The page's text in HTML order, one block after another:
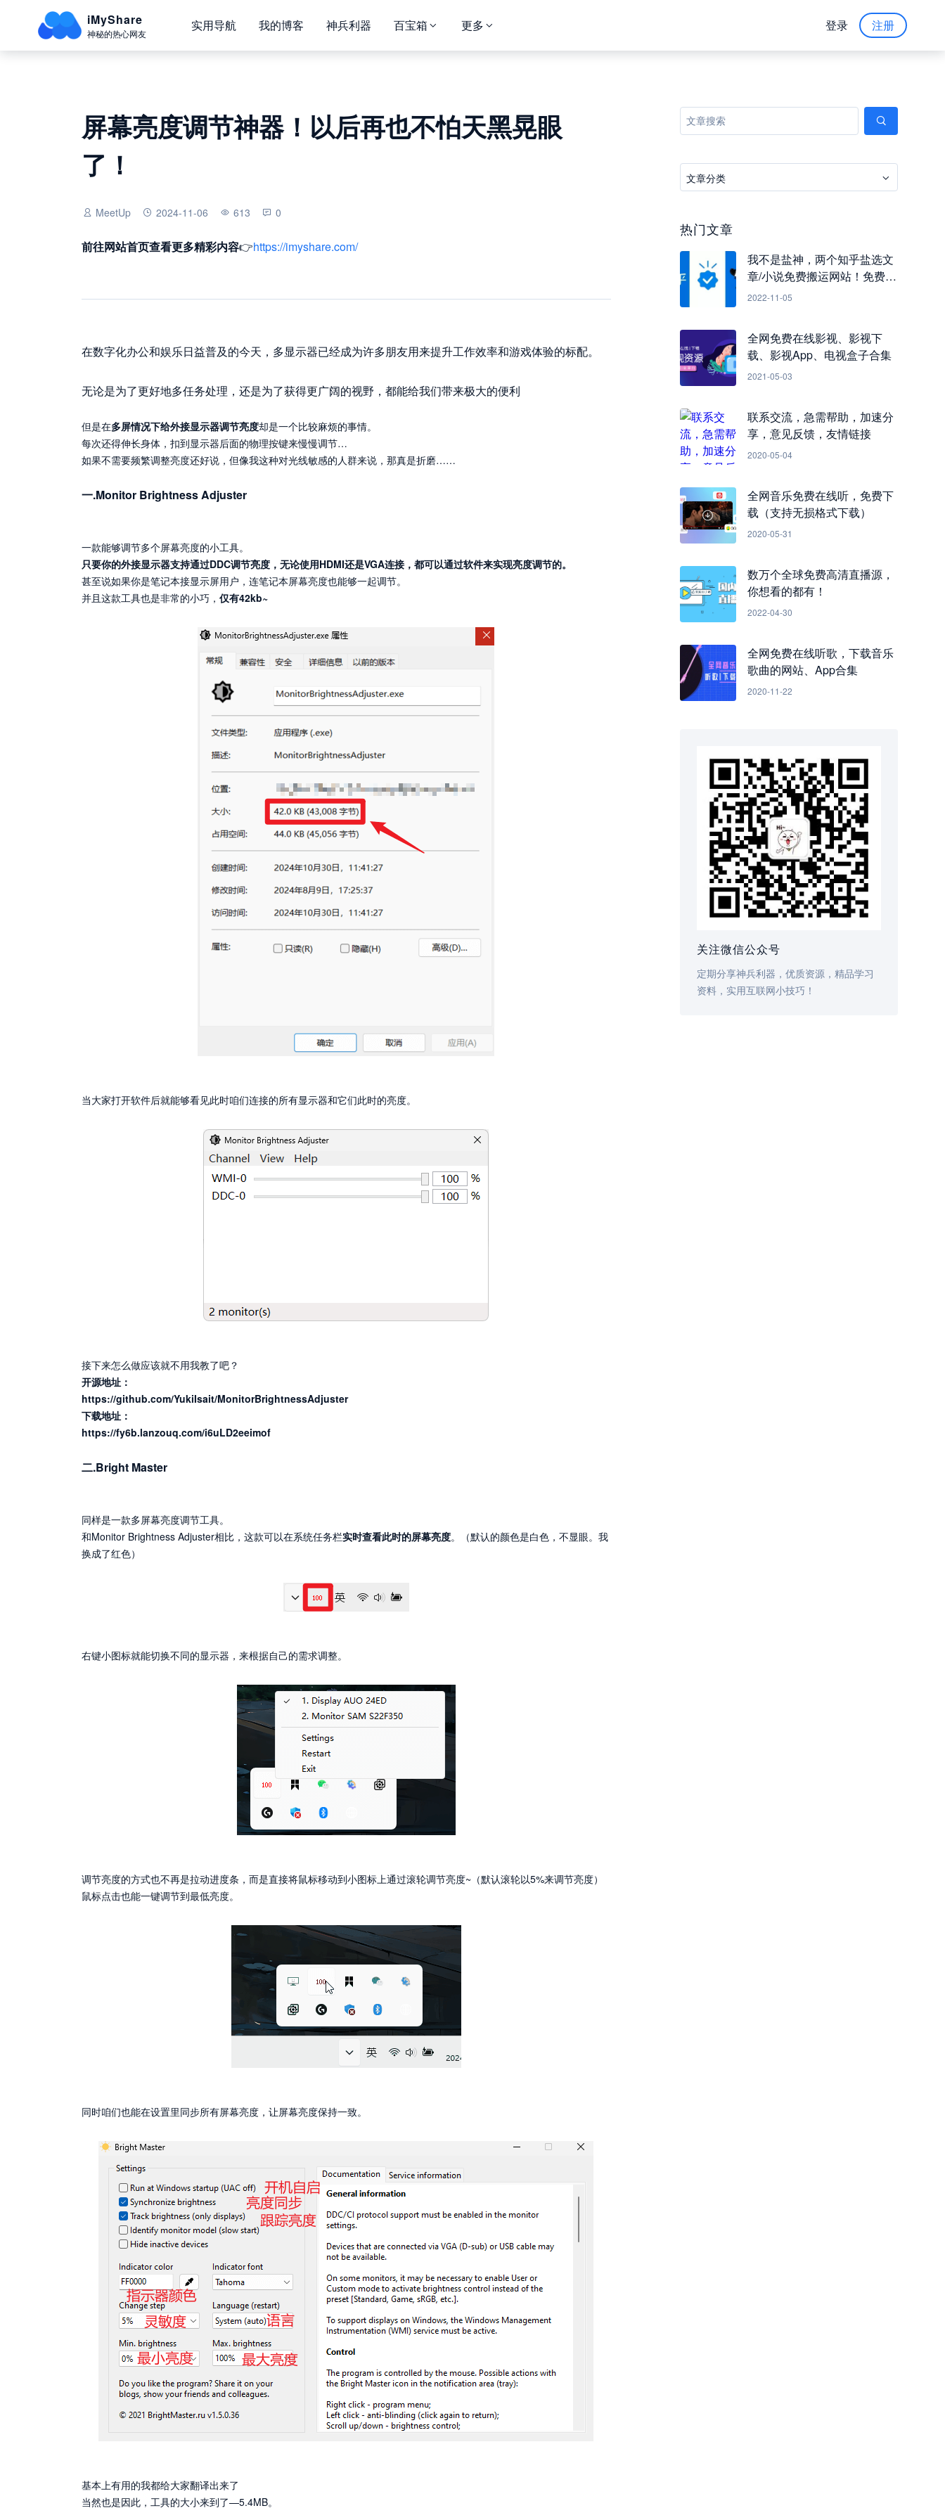
iMyShare
神秘的热心网友
实用导航 我的博客 神兵利器 百宝箱 更多 注册
登录
文章分类
热门文章
我不是盐神，两个知乎盐选文
章/小说免费搬运网站！免费看
知乎小说
2022-11-05
全网免费在线影视、影视下
载、影视App、电视盒子合集
2021-05-03
联系交流，急需帮助，加速分
享，意见反馈，友情链接
2020-05-04
全网音乐免费在线听，免费下
载（支持无损格式下载）
2020-05-31
数万个全球免费高清直播源，
你想看的都有！
2022-04-30
全网免费在线听歌，下载音乐
歌曲的网站、App合集
2020-11-22
关注微信公众号
定期分享神兵利器，优质资源，精品学习
资料，实用互联网小技巧！
屏幕亮度调节神器！以后再也不怕天黑晃眼
了！
MeetUp 2024-11-06 613 0
前往网站首页查看更多精彩内容👉https://imyshare.com/
在数字化办公和娱乐日益普及的今天，多显示器已经成为许多朋友用来提升工作效率和游戏体验的标配。
无论是为了更好地多任务处理，还是为了获得更广阔的视野，都能给我们带来极大的便利
但是在多屏情况下给外接显示器调节亮度却是一个比较麻烦的事情。
每次还得伸长身体，扣到显示器后面的物理按键来慢慢调节…
如果不需要频繁调整亮度还好说，但像我这种对光线敏感的人群来说，那真是折磨……
一.Monitor Brightness Adjuster
一款能够调节多个屏幕亮度的小工具。
只要你的外接显示器支持通过DDC调节亮度，无论使用HDMI还是VGA连接，都可以通过软件来实现亮度调节的。
甚至说如果你是笔记本接显示屏用户，连笔记本屏幕亮度也能够一起调节。
并且这款工具也是非常的小巧， 仅有42kb~
当大家打开软件后就能够看见此时咱们连接的所有显示器和它们此时的亮度。
接下来怎么做应该就不用我教了吧？
开源地址：
https://github.com/YukiIsait/MonitorBrightnessAdjuster
下载地址：
https://fy6b.lanzouq.com/i6uLD2eeimof
二.Bright Master
同样是一款多屏幕亮度调节工具。
和Monitor Brightness Adjuster相比，这款可以在系统任务栏实时查看此时的屏幕亮度。（默认的颜色是白色，不显眼。我
换成了红色）
右键小图标就能切换不同的显示器，来根据自己的需求调整。
调节亮度的方式也不再是拉动进度条，而是直接将鼠标移动到小图标上通过滚轮调节亮度~（默认滚轮以5%来调节亮度）
鼠标点击也能一键调节到最低亮度。
同时咱们也能在设置里同步所有屏幕亮度，让屏幕亮度保持一致。
基本上有用的我都给大家翻译出来了
当然也是因此，工具的大小来到了—5.4MB。